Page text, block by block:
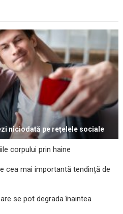
niciodată pe rețelele sociale
corpului prin haine
cea mai importantă tendință de
se pot degrada înaintea